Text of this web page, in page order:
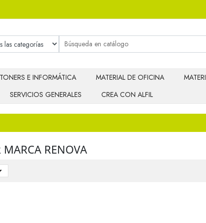
E INFORMÁTICA MATERIAL DE OFICINA
SERVICIOS GENERALES CREA CON ALFIL
MARCA RENOVA